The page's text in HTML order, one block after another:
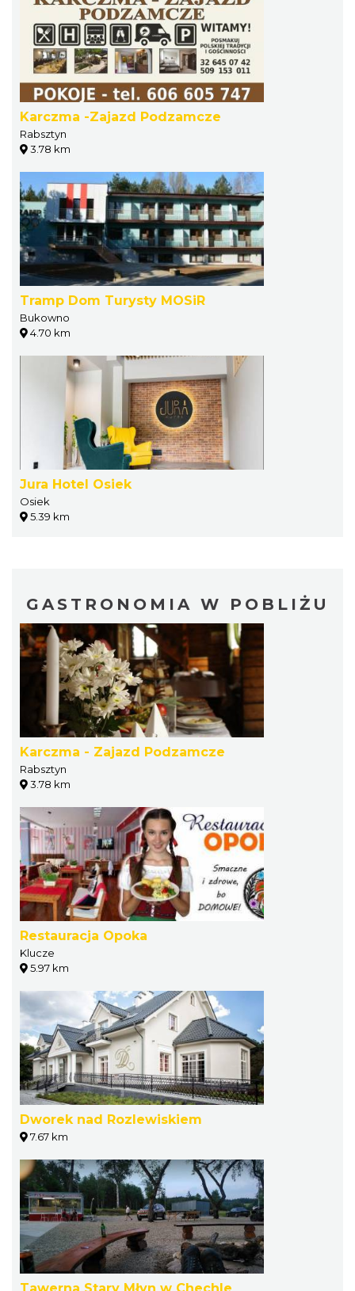
Karczma -Zajazd Podzamcze
Rabsztyn
3.78 km
Tramp Dom Turysty MOSiR
Bukowno
4.70 km
Jura Hotel Osiek
Osiek
5.39 km
GASTRONOMIA W POBLIŻU
Karczma - Zajazd Podzamcze
Rabsztyn
3.78 km
Restauracja Opoka
Klucze
5.97 km
Dworek nad Rozlewiskiem
7.67 km